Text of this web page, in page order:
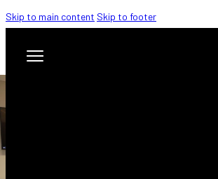
Skip to main content Skip to footer
CARRIÈRES